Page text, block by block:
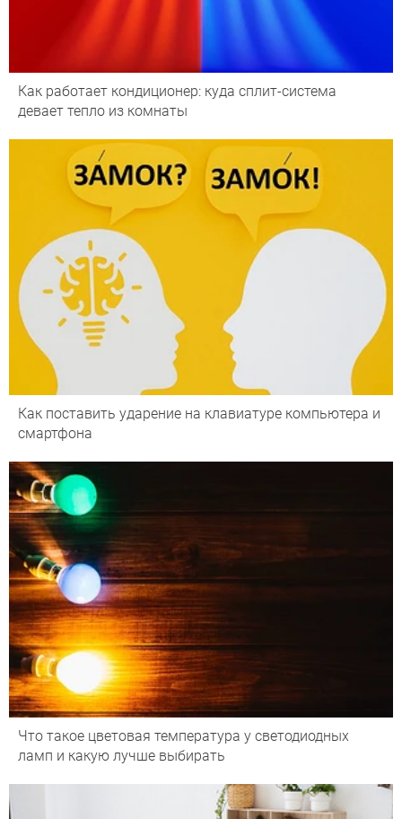
Как работает кондиционер: куда сплит-система
девает тепло из комнаты
Как поставить ударение на клавиатуре компьютера и
смартфона
Что такое цветовая температура у светодиодных
ламп и какую лучше выбирать